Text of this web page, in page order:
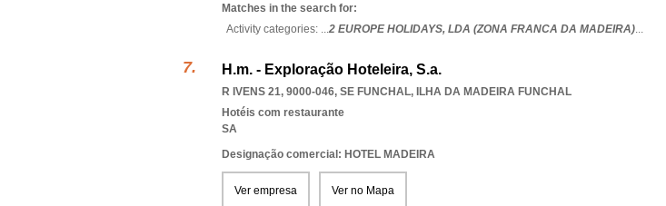
Matches in the search for:
Activity categories: ...2 EUROPE HOLIDAYS, LDA (ZONA FRANCA DA MADEIRA)...
H.m. - Exploração Hoteleira, S.a.
R IVENS 21, 9000-046, SE FUNCHAL, ILHA DA MADEIRA FUNCHAL
Hotéis com restaurante
SA
Designação comercial: HOTEL MADEIRA
Ver empresa Ver no Mapa